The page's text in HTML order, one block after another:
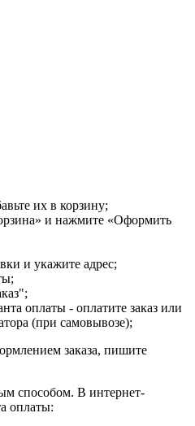
их в корзину;
и нажмите «Оформить
и укажите адрес;
оплаты - оплатите заказ или
(при самовывозе);
заказа, пишите
способом. В интернет-
оплаты: